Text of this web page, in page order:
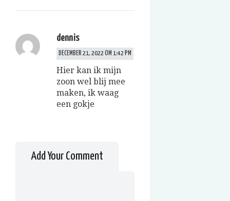
dennis
DECEMBER 21, 2022 OM 1:42 PM
Hier kan ik mijn
zoon wel blij mee
maken, ik waag
een gokje
Add Your Comment